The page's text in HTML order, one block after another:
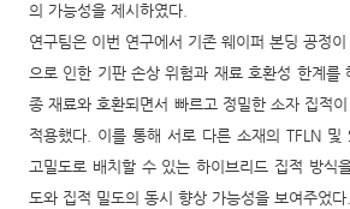
의 가능성을 제시하였다.
연구팀은 이번 연구에서 기존 웨이퍼 본딩 공정
으로 인한 기판 손상 위험과 재료 호환성 한계를
종 재료와 호환되면서 빠르고 정밀한 소자 집적
적용했다. 이를 통해 서로 다른 소재의 TFLN 및
고밀도로 배치할 수 있는 하이브리드 집적 방식
도와 집적 밀도의 동시 향상 가능성을 보여주었다.​